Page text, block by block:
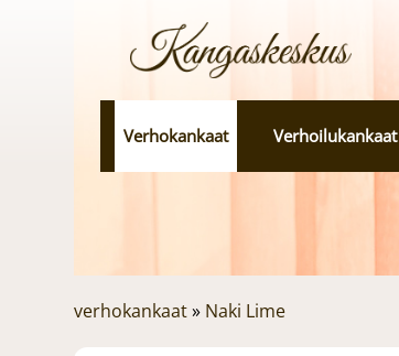
Verhokankaat Verhoilukankaat
verhokankaat» Naki Lime